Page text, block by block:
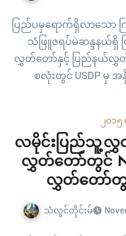
ပြည်ပမှရောက်ရှိလာသော
သံဖြူဇရပ်မဲဆန္ဒနယ်ရှိ
လွှတ်တော်နှင့် ပြည်နယ်လွှ
စလုံးတွင် USDP မှ
၂၀၁
လမိုင်းပြည်သူ့လွှ
လွှတ်တော်တွင်
လွှတ်တော်တွ
သံလွင်တိုင်းမ်